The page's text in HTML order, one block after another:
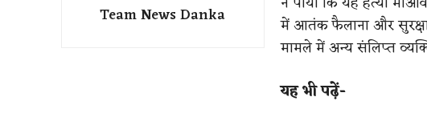
Team News Danka
में आतंक फैलाना और
मामले में अन्य संलिप्त
​यह भी पढ़ें-